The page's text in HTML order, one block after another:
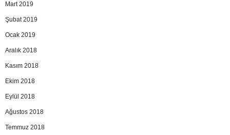
Mart 2019
Şubat 2019
Ocak 2019
Aralık 2018
Kasım 2018
Ekim 2018
Eylül 2018
Ağustos 2018
Temmuz 2018